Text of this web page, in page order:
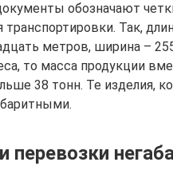
обозначают
Так,
метров, ширина –
то масса продукции
38 тонн. Те изделия,